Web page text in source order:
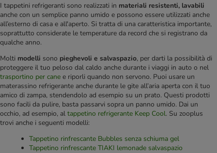
I tappetini refrigeranti sono realizzati in materiali resistenti, lavabili
anche con un semplice panno umido e possono essere utilizzati anche
all’esterno di casa e all'aperto. Si tratta di una caratteristica importante,
soprattutto considerate le temperature da record che si registrano da
qualche anno.
Molti modelli sono pieghevoli e salvaspazio, per darti la possibilità di
proteggere il tuo peloso dal caldo anche durante i viaggi in auto o nel
trasportino per cane e riporli quando non servono. Puoi usare un
materassino refrigerante anche durante le gite all’aria aperta con il tuo
amico di zampa, stendendolo ad esempio su un prato. Questi prodotti
sono facili da pulire, basta passarvi sopra un panno umido. Dai un
occhio, ad esempio, al tappetino refrigerante Keep Cool. Su zooplus
trovi anche i seguenti modelli:
Tappetino rinfrescante Bubbles senza schiuma gel
Tappetino rinfrescante TIAKI lemonade salvaspazio